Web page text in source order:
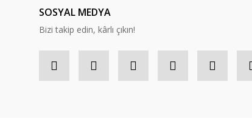
SOSYAL MEDYA
Bizi takip edin, kârlı çıkın!